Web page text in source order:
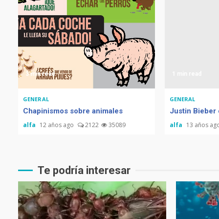
3 min read
GENERAL
Chapinismos sobre animales
alfa 12 años ago 2122 35089
GENERAL
Justin Bieber
alfa 13 años
Te podría interesar